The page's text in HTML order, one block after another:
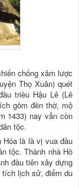
chống xâm lược
Thọ Xuân) quét
triều Hậu Lê (Lê
gồm đền thờ, mộ
1433) nay vẫn còn
tộc.
Hóa là là vị vua đầu
tộc. Thành nhà Hồ
đầu tiên xây dựng
lịch sử, điểm du